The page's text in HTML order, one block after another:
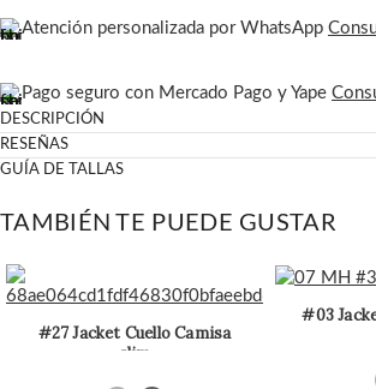
Atención personalizada por WhatsApp
Pago seguro con Mercado Pago y Yape
DESCRIPCIÓN
RESEÑAS
GUÍA DE TALLAS
TAMBIÉN TE PUEDE GUSTAR
#27 Jacket Cuello Camisa
slim
#03